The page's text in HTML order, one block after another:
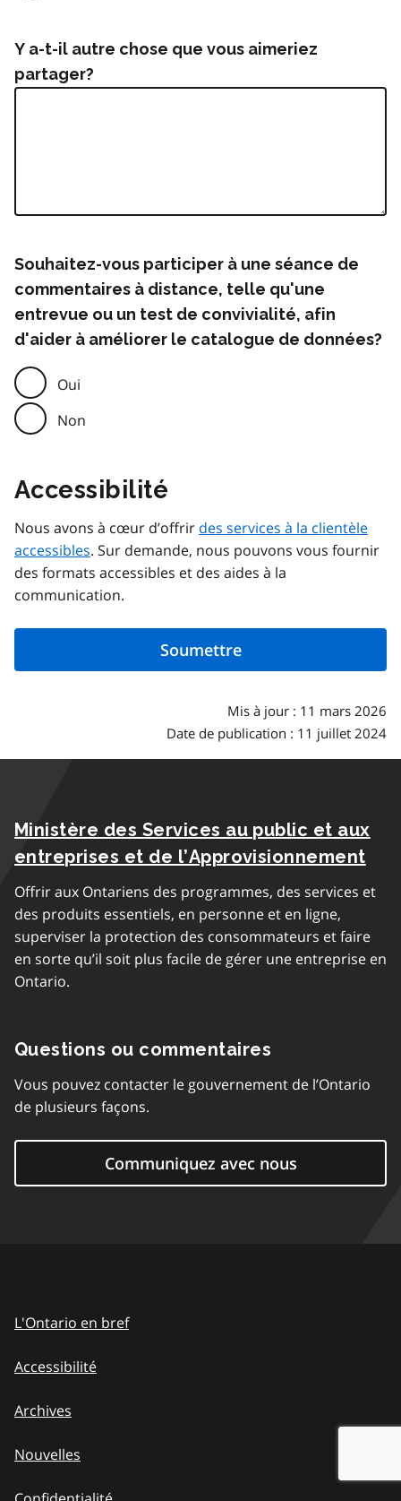
Y a-t-il autre chose que vous aimeriez
partager?
Souhaitez-vous participer à une séance de
commentaires à distance, telle qu'une
entrevue ou un test de convivialité, afin
d'aider à améliorer le catalogue de données?
Oui
Non
Accessibilité
Nous avons à cœur d’offrir des services à la clientèle
accessibles. Sur demande, nous pouvons vous fournir
des formats accessibles et des aides à la
communication.
Mis à jour : 11 mars 2026
Date de publication : 11 juillet 2024
Ministère des Services au public et aux
entreprises et de l’Approvisionnement
Offrir aux Ontariens des programmes, des services et
des produits essentiels, en personne et en ligne,
superviser la protection des consommateurs et faire
en sorte qu’il soit plus facile de gérer une entreprise en
Ontario.
Questions ou commentaires
Vous pouvez contacter le gouvernement de l’Ontario
de plusieurs façons.
Communiquez avec nous
L'Ontario en bref
Accessibilité
Archives
Nouvelles